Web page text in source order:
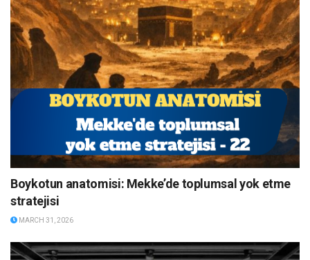
Boykotun anatomisi: Mekke’de toplumsal yok etme
stratejisi
MARCH 31, 2026